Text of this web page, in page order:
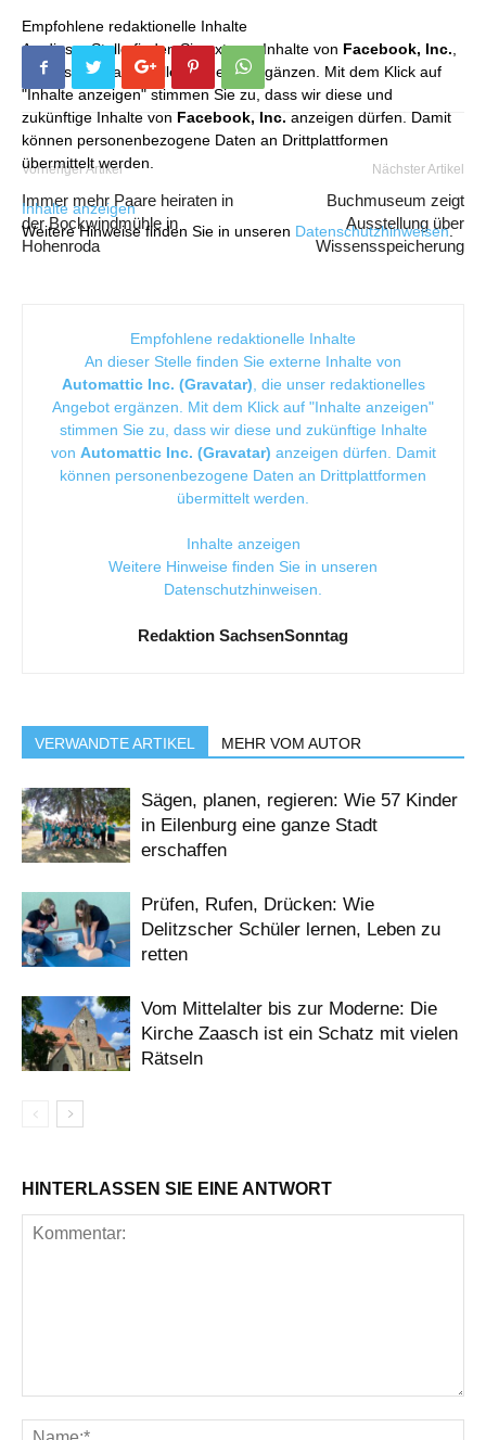
Empfohlene redaktionelle Inhalte
An dieser Stelle finden Sie externe Inhalte von Facebook, Inc.
die unser redaktionelles Angebot ergänzen. Mit dem Klick auf
"Inhalte anzeigen" stimmen Sie zu, dass wir diese und
zukünftige Inhalte von Facebook, Inc. anzeigen dürfen. Damit
können personenbezogene Daten an Drittplattformen
übermittelt werden.
Inhalte anzeigen
Weitere Hinweise finden Sie in unseren Datenschutzhinweisen.
Vorheriger Artikel
Immer mehr Paare heiraten in
der Bockwindmühle in
Hohenroda
Nächster Artikel
Buchmuseum zeigt
Ausstellung über
Wissensspeicherung
Empfohlene redaktionelle Inhalte
An dieser Stelle finden Sie externe Inhalte von
Automattic Inc. (Gravatar) , die unser redaktionelles
Angebot ergänzen. Mit dem Klick auf "Inhalte anzeigen"
stimmen Sie zu, dass wir diese und zukünftige Inhalte
von Automattic Inc. (Gravatar) anzeigen dürfen. Damit
können personenbezogene Daten an Drittplattformen
übermittelt werden.
Inhalte anzeigen
Weitere Hinweise finden Sie in unseren
Datenschutzhinweisen
Redaktion SachsenSonntag
VERWANDTE ARTIKEL MEHR VOM AUTOR
Sägen, planen, regieren: Wie 57 Kinder
in Eilenburg eine ganze Stadt
erschaffen
Prüfen, Rufen, Drücken: Wie
Delitzscher Schüler lernen, Leben zu
retten
Vom Mittelalter bis zur Moderne: Die
Kirche Zaasch ist ein Schatz mit vielen
Rätseln
HINTERLASSEN SIE EINE ANTWORT